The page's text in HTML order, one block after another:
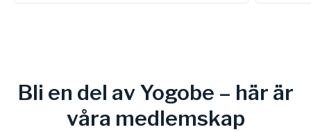
Bli en del av Yogobe – här är
våra medlemskap